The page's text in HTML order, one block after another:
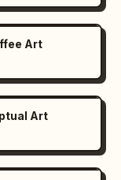
Art
Art